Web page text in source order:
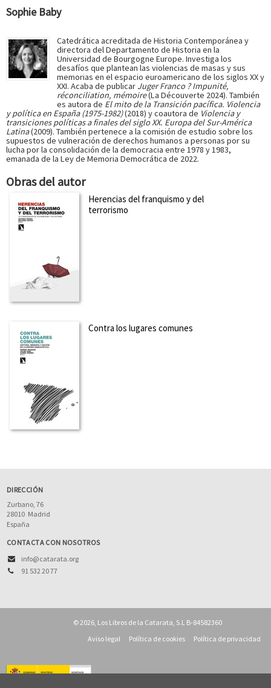
Sophie Baby
Catedrática acreditada de Historia Contemporánea y
directora del Departamento de Historia en la
Universidad de Bourgogne Europe. Investiga los
desafíos que plantean las violencias de masas y sus
memorias en el espacio euroamericano de los siglos XX y
XXI. Acaba de publicar Juger Franco ? Impunité,
réconciliation, mémoire(La Découverte 2024). También
es autora de El mito de la Transición pacífica. Violencia
y política en España (1975-1982)(2018) y coautora de Violencia y
transiciones políticas a finales del siglo XX. Europa del Sur-América
Latina(2009). También pertenece a la comisión de estudio sobre los
supuestos de vulneración de derechos humanos a personas por su
lucha por la consolidación de la democracia entre 1978 y 1983,
emanada de la Ley de Memoria Democrática de 2022.
Obras del autor
Herencias del franquismo y del
terrorismo
Contra los lugares comunes
DIRECCIÓN
Zurbano, 76
28010 Madrid
España
CONTACTA CON NOSOTROS
info@catarata.org
91 532 20 77
© 2026, Los Libros de la Catarata, S.L B-84582360
Aviso legal
Política de cookies Política de privacidad